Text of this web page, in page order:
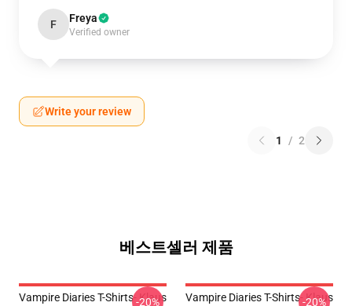
F Freya
Verified owner
Write your review
1 / 2
베스트셀러 제품
Vampire Diaries T-Shirts- Klaus
-20%
Vampire Diaries T-Shirts- Klaus
-20%